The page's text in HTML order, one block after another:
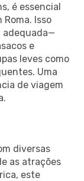
é essencial
Isso
adequada—
e
leves como
Uma
de viagem
diversas
as atrações
este